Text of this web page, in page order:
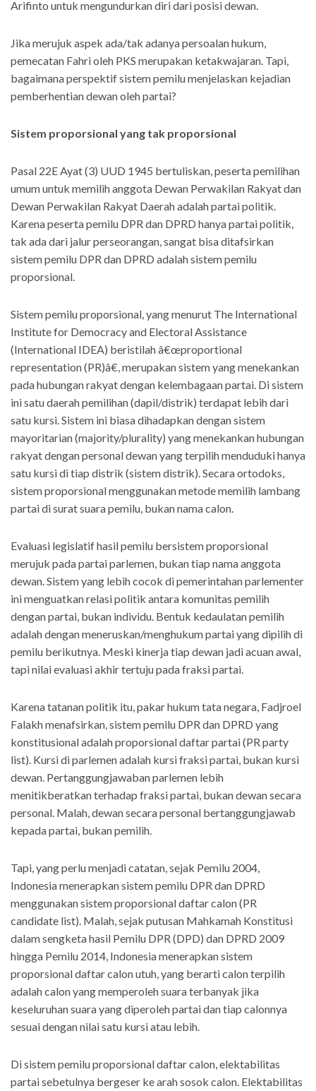
Arifinto untuk mengundurkan diri dari posisi dewan.
Jika merujuk aspek ada/tak adanya persoalan hukum,
pemecatan Fahri oleh PKS merupakan ketakwajaran. Tapi,
bagaimana perspektif sistem pemilu menjelaskan kejadian
pemberhentian dewan oleh partai?
Sistem proporsional yang tak proporsional
Pasal 22E Ayat (3) UUD 1945 bertuliskan, peserta pemilihan
umum untuk memilih anggota Dewan Perwakilan Rakyat dan
Dewan Perwakilan Rakyat Daerah adalah partai politik.
Karena peserta pemilu DPR dan DPRD hanya partai politik,
tak ada dari jalur perseorangan, sangat bisa ditafsirkan
sistem pemilu DPR dan DPRD adalah sistem pemilu
proporsional.
Sistem pemilu proporsional, yang menurut The International
Institute for Democracy and Electoral Assistance
(International IDEA) beristilah â€œproportional
representation (PR)â€, merupakan sistem yang menekankan
pada hubungan rakyat dengan kelembagaan partai. Di sistem
ini satu daerah pemilihan (dapil/distrik) terdapat lebih dari
satu kursi. Sistem ini biasa dihadapkan dengan sistem
mayoritarian (majority/plurality) yang menekankan hubungan
rakyat dengan personal dewan yang terpilih menduduki hanya
satu kursi di tiap distrik (sistem distrik). Secara ortodoks,
sistem proporsional menggunakan metode memilih lambang
partai di surat suara pemilu, bukan nama calon.
Evaluasi legislatif hasil pemilu bersistem proporsional
merujuk pada partai parlemen, bukan tiap nama anggota
dewan. Sistem yang lebih cocok di pemerintahan parlementer
ini menguatkan relasi politik antara komunitas pemilih
dengan partai, bukan individu. Bentuk kedaulatan pemilih
adalah dengan meneruskan/menghukum partai yang dipilih di
pemilu berikutnya. Meski kinerja tiap dewan jadi acuan awal,
tapi nilai evaluasi akhir tertuju pada fraksi partai.
Karena tatanan politik itu, pakar hukum tata negara, Fadjroel
Falakh menafsirkan, sistem pemilu DPR dan DPRD yang
konstitusional adalah proporsional daftar partai (PR party
list). Kursi di parlemen adalah kursi fraksi partai, bukan kursi
dewan. Pertanggungjawaban parlemen lebih
menitikberatkan terhadap fraksi partai, bukan dewan secara
personal. Malah, dewan secara personal bertanggungjawab
kepada partai, bukan pemilih.
Tapi, yang perlu menjadi catatan, sejak Pemilu 2004,
Indonesia menerapkan sistem pemilu DPR dan DPRD
menggunakan sistem proporsional daftar calon (PR
candidate list). Malah, sejak putusan Mahkamah Konstitusi
dalam sengketa hasil Pemilu DPR (DPD) dan DPRD 2009
hingga Pemilu 2014, Indonesia menerapkan sistem
proporsional daftar calon utuh, yang berarti calon terpilih
adalah calon yang memperoleh suara terbanyak jika
keseluruhan suara yang diperoleh partai dan tiap calonnya
sesuai dengan nilai satu kursi atau lebih.
Di sistem pemilu proporsional daftar calon, elektabilitas
partai sebetulnya bergeser ke arah sosok calon. Elektabilitas